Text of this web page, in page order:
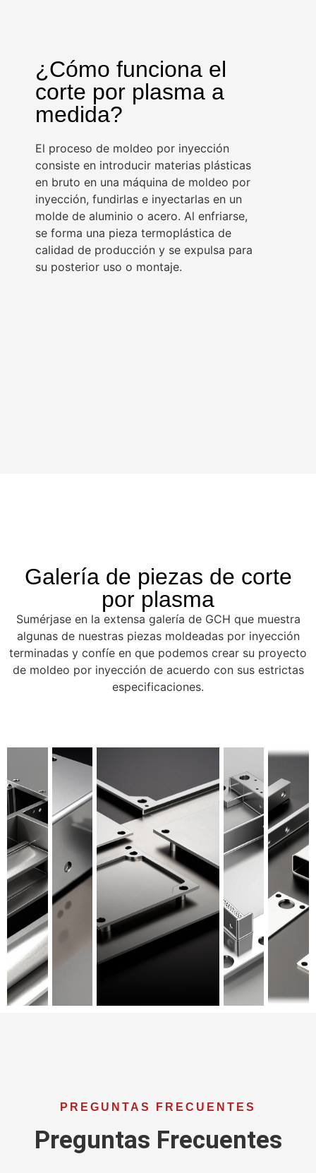
¿Cómo funciona el
corte por plasma a
medida?
El proceso de moldeo por inyección
consiste en introducir materias plásticas
en bruto en una máquina de moldeo por
inyección, fundirlas e inyectarlas en un
molde de aluminio o acero. Al enfriarse,
se forma una pieza termoplástica de
calidad de producción y se expulsa para
su posterior uso o montaje.
Galería de piezas de corte
por plasma
Sumérjase en la extensa galería de GCH que muestra
algunas de nuestras piezas moldeadas por inyección
terminadas y confíe en que podemos crear su proyecto
de moldeo por inyección de acuerdo con sus estrictas
especificaciones.
PREGUNTAS FRECUENTES
Preguntas Frecuentes